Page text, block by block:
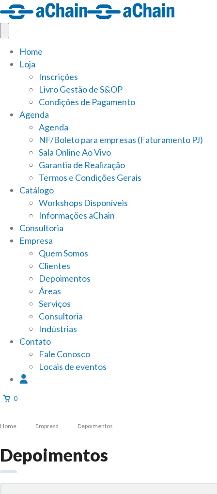
Home
Loja
Inscrições
Livro Gestão de S&OP
Condições de Pagamento
Agenda
Agenda
NF/Boleto para empresas (Faturamento PJ)
Sala Online Ao Vivo
Garantia de Realização
Termos e Condições Gerais
Catálogo
Workshops Disponíveis
Informações aChain
Consultoria
Empresa
Quem Somos
Clientes
Depoimentos
Áreas
Serviços
Consultoria
Indústrias
Contato
Fale Conosco
Locais de eventos
0
Home Empresa Depoimentos
Depoimentos